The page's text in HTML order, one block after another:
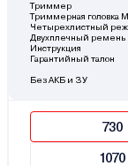
Триммер
Триммерная головка
Четырехлистный
Двухплечный ремень
Инструкция
Гарантийный талон
Без АКБ и ЗУ
730
1070